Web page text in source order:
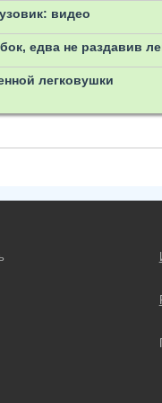
видео
едва не раздавив
легковушки